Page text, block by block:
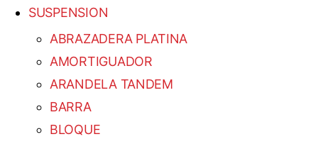
SUSPENSION
ABRAZADERA PLATINA
AMORTIGUADOR
ARANDELA TANDEM
BARRA
BLOQUE